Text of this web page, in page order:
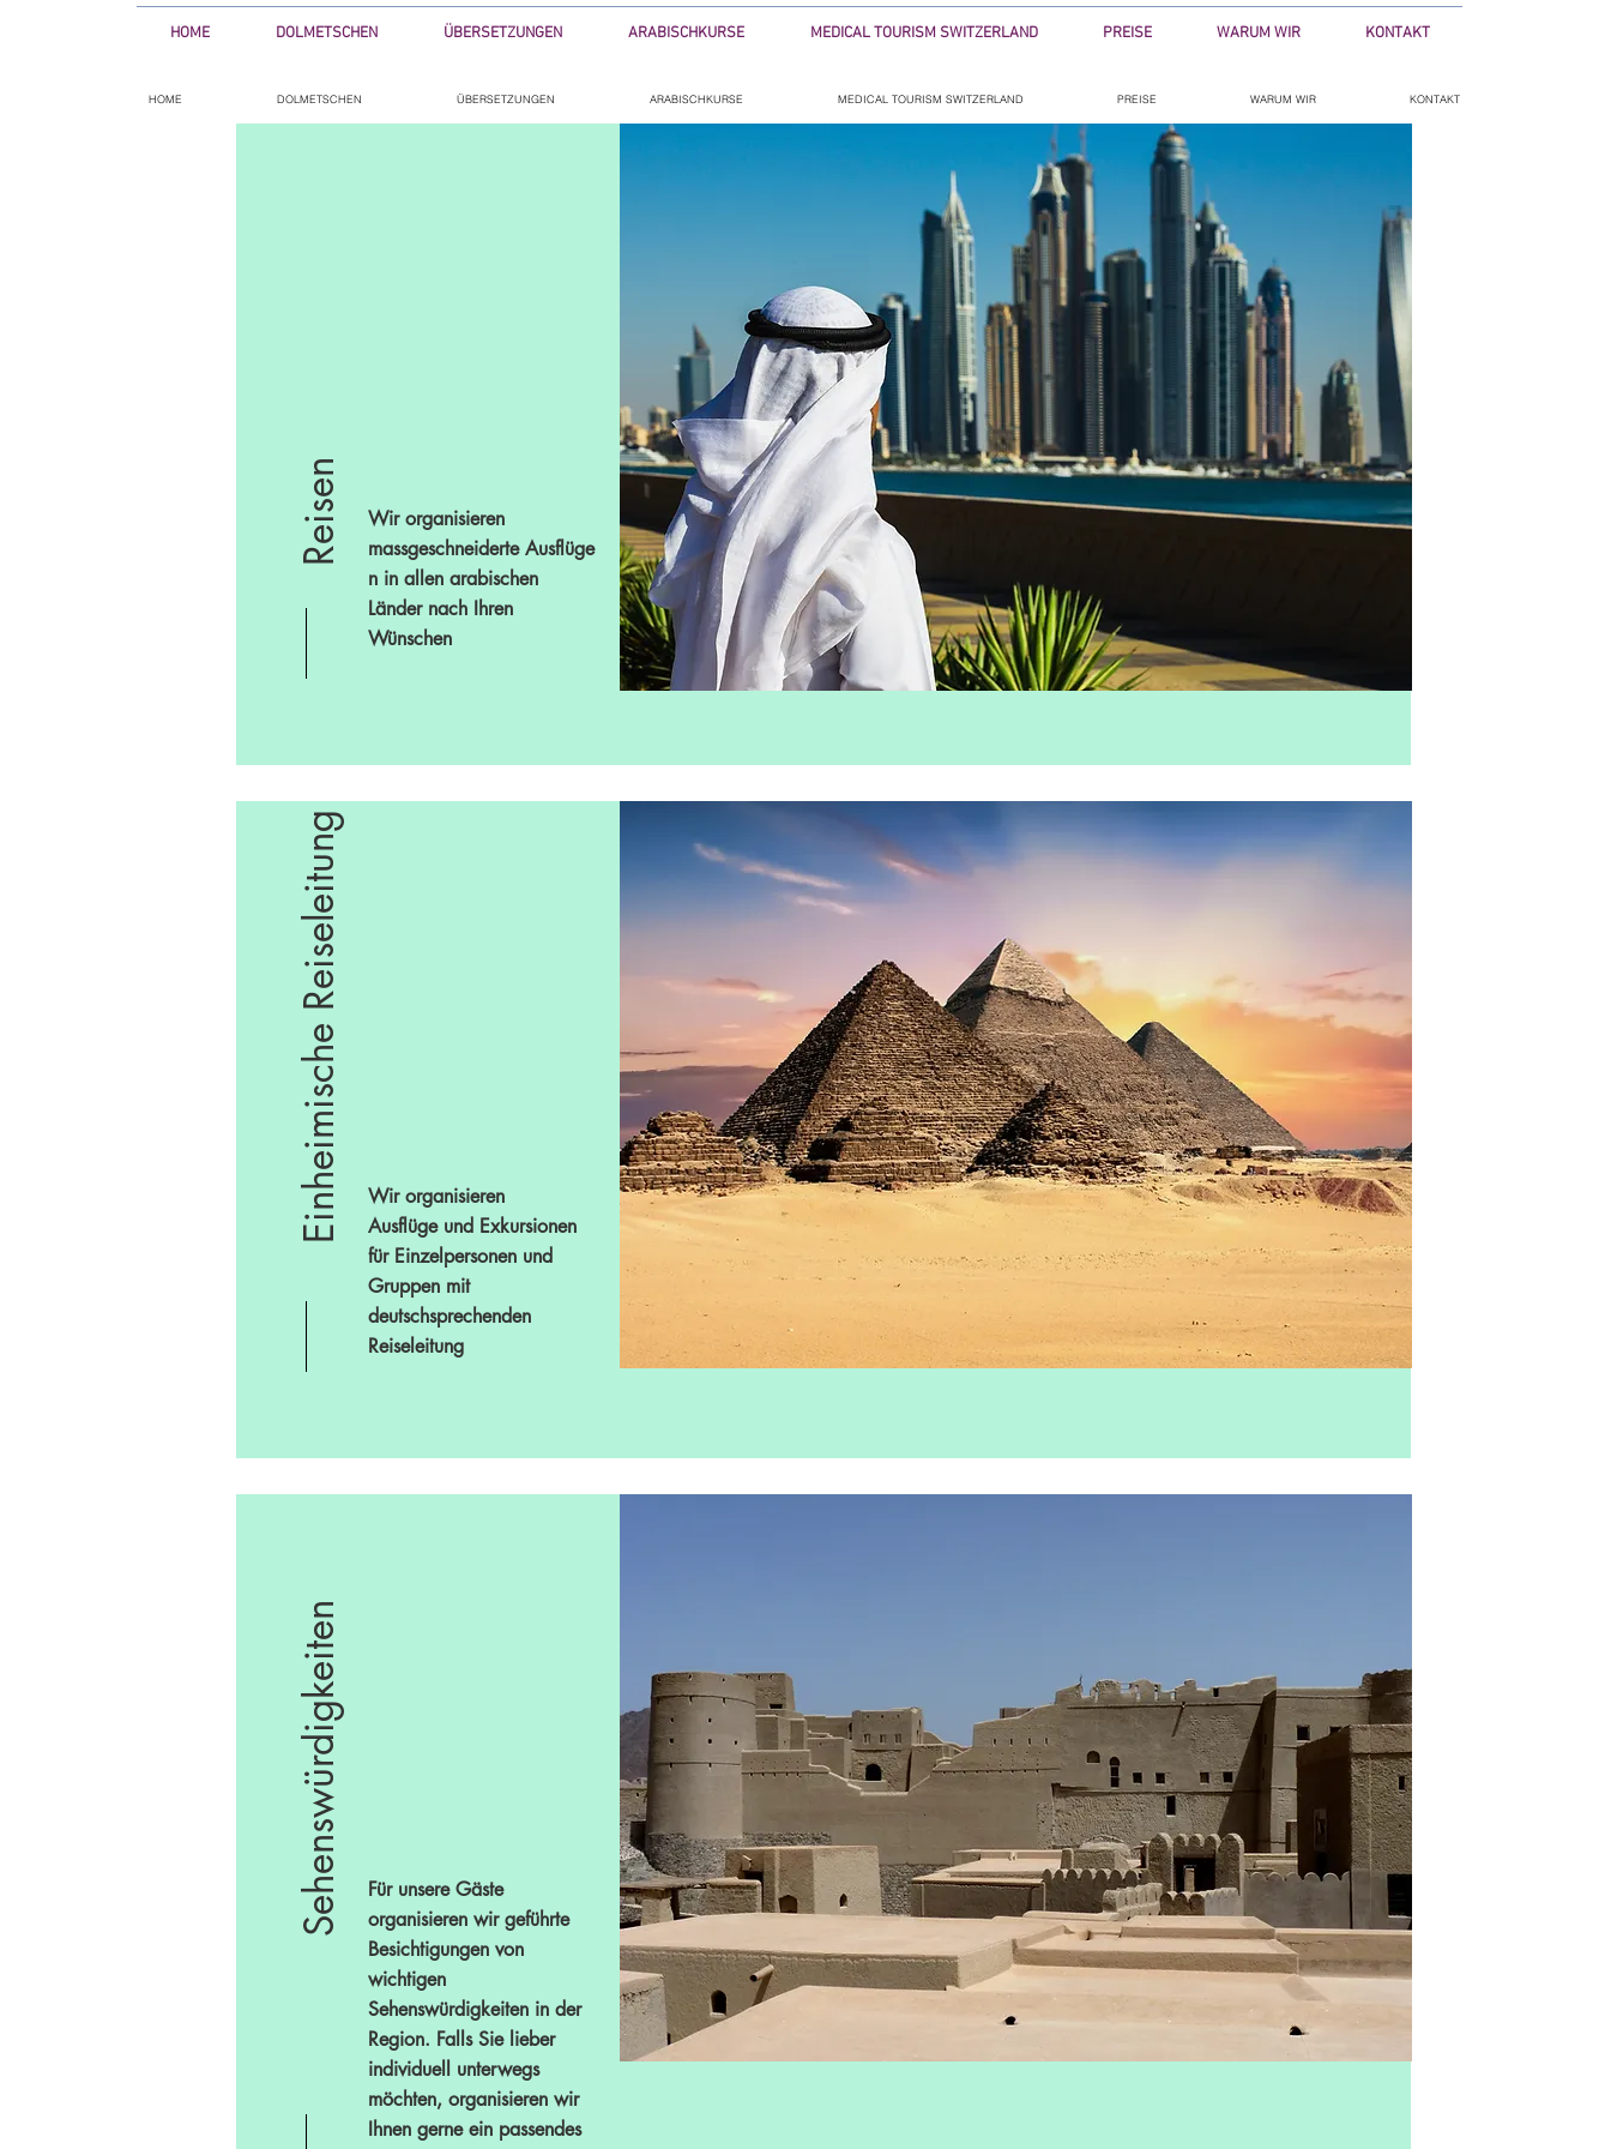
HOME DOLMETSCHEN ÜBERSETZUNGEN ARABISCHKURSE MEDICAL TOURISM SWITZERLAND PREISE WARUM WIR KONTAKT
HOME DOLMETSCHEN ÜBERSETZUNGEN ARABISCHKURSE MEDICAL TOURISM SWITZERLAND PREISE WARUM WIR KONTAKT
Reisen
Wir organisieren
massgeschneiderteAusflüge
n in allen arabischen
Länder nach Ihren
Wünschen
Einheimische Reiseleitung
Wir organisieren
Ausflüge und Exkursionen
für Einzelpersonen und
Gruppen mit
deutschsprechenden
Reiseleitung
Sehenswürdigkeiten
Für unsere Gäste
organisieren wir geführte
Besichtigungen von
wichtigen
Sehenswürdigkeiten in der
Region. Falls Sie lieber
individuell unterwegs
möchten, organisieren wir
Ihnen gerne ein passendes